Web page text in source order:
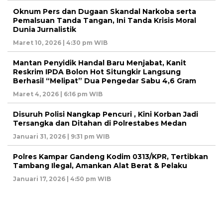
Oknum Pers dan Dugaan Skandal Narkoba serta
Pemalsuan Tanda Tangan, Ini Tanda Krisis Moral
Dunia Jurnalistik
Maret 10, 2026 | 4:30 pm WIB
Mantan Penyidik Handal Baru Menjabat, Kanit
Reskrim IPDA Bolon Hot Situngkir Langsung
Berhasil “Melipat” Dua Pengedar Sabu 4,6 Gram
Maret 4, 2026 | 6:16 pm WIB
Disuruh Polisi Nangkap Pencuri , Kini Korban Jadi
Tersangka dan Ditahan di Polrestabes Medan
Januari 31, 2026 | 9:31 pm WIB
Polres Kampar Gandeng Kodim 0313/KPR, Tertibkan
Tambang Ilegal, Amankan Alat Berat & Pelaku
Januari 17, 2026 | 4:50 pm WIB